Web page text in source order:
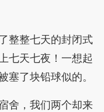
整整七天的封闭式
七天七夜！一想起
了块铅球似的。
舍，我们两个却来